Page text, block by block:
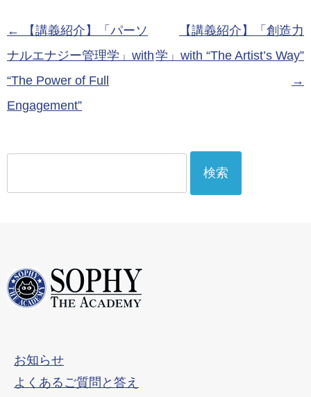
（オンライン
クラス）
幸せを見つけ
セット＆ビジ
ネスの根幹を
アイディアを
投稿ナビゲーション
←
【講義紹介】「パーソ
ナルエナジー管理学」with
“The Power of Full
Engagement”
【講義紹介】「創造力
学」with “The Artist’s Way”
→
索:
お知らせ
よくあるご質問と答え